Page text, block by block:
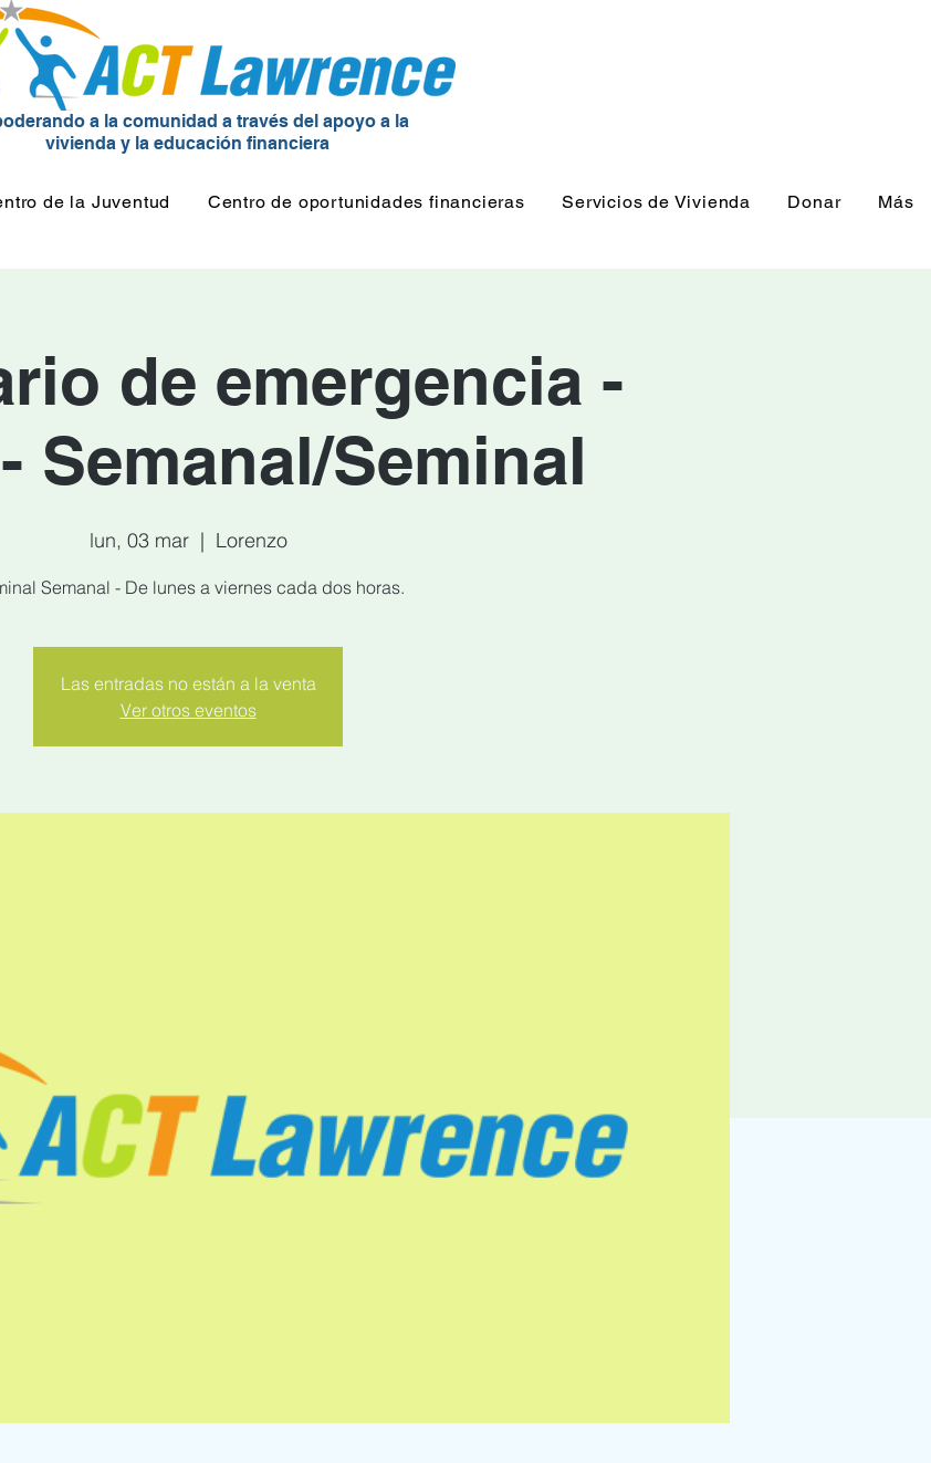
a la comunidad a través del apoyo a la
vivienda y la educación financiera
de la Juventud Centro de oportunidades financieras Servicios de Vivienda Donar Más
de emergencia -
Semanal/Seminal
lun, 03 mar
  |
Lorenzo
Semanal - De lunes a viernes cada dos horas.
Las entradas no están a la venta
Ver otros eventos